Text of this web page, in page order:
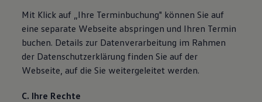
Mit Klick auf „Ihre Terminbuchung" können Sie auf
eine separate Webseite abspringen und Ihren Termin
buchen. Details zur Datenverarbeitung im Rahmen
der Datenschutzerklärung finden Sie auf der
Webseite, auf die Sie weitergeleitet werden.
C. Ihre Rechte